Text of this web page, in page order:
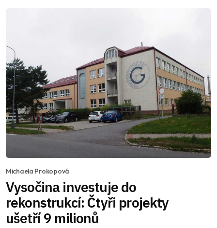
Michaela Prokopová
Vysočina investuje do
rekonstrukcí: Čtyři projekty
ušetří 9 milionů